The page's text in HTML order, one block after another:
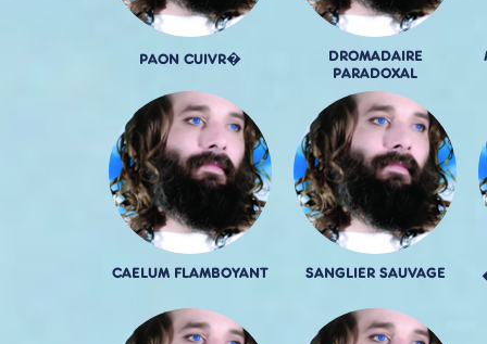
PAON CUIVR�
DROMADAIRE
PARADOXAL
CAELUM FLAMBOYANT SANGLIER SAUVAGE